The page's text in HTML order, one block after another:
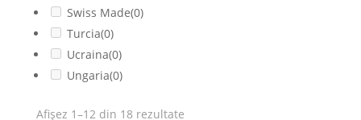
Swiss Made(0)
Turcia(0)
Ucraina(0)
Ungaria(0)
Afișez 1–12 din 18 rezultate